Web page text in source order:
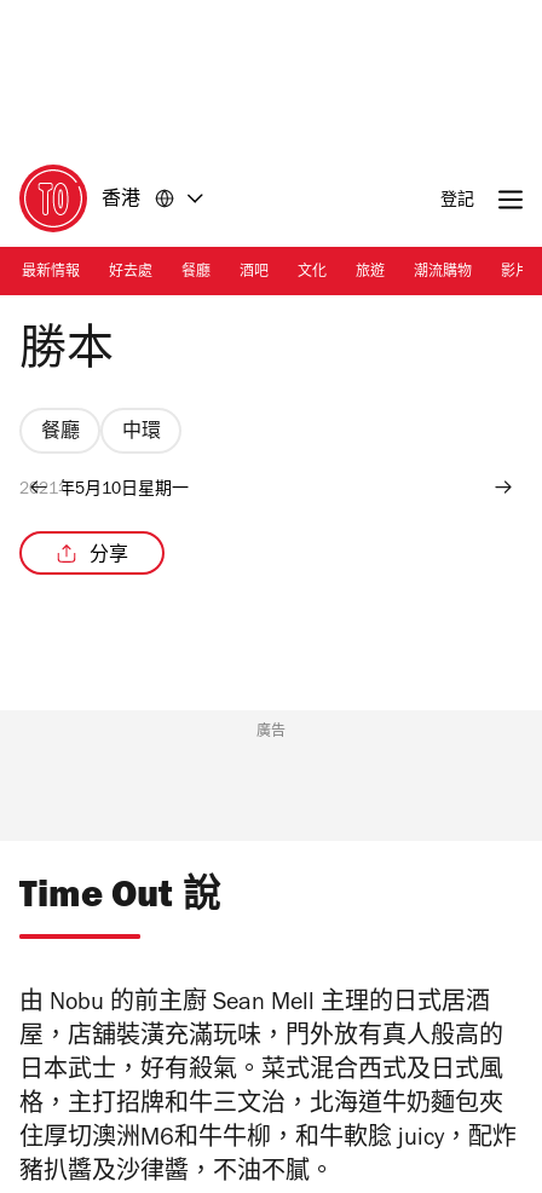
香港 登記
最新情報 好去處 餐廳 酒吧 文化 旅遊 潮流購物 影片
Photograph: Ann Chiu
勝本
餐廳 中環
2021年5月10日星期一
分享
廣告
Time Out 說
由 Nobu 的前主廚 Sean Mell 主理的日式居酒
屋，店舖裝潢充滿玩味， 門外放有真人般高的
日本武士，好有殺氣。菜式混合西式及日式風
格，主打招牌和牛三文治，北海道牛奶麵包夾
住厚切澳洲M6和牛牛柳，和牛軟腍 juicy，配炸
豬扒醬及沙律醬，不油不膩。